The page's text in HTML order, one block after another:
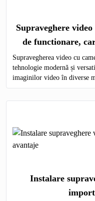
Supraveghere
de functionare,
Supravegherea video cu
tehnologie modernă și
imaginilor video în diverse
comerciale, instituții publice
Instalare